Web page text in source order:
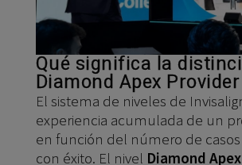
Qué significa la
Diamond Apex Provider
El sistema de niveles de
experiencia acumulada de un
en función del número de
con éxito. El nivel Diamond Apex